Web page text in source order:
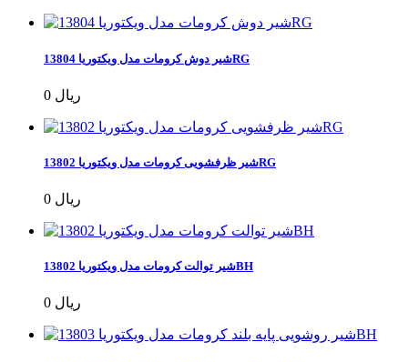
شیر دوش کرومات مدل ویکتوریا 13804RG
0 ریال
شیر ظرفشویی کرومات مدل ویکتوریا 13802RG
0 ریال
شیر توالت کرومات مدل ویکتوریا 13802BH
0 ریال